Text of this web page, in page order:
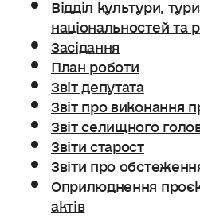
національностей та
Засідання
План роботи
Звіт депутата
Звіт про виконання
Звіт селищного
Звіти старост
Звіти про
Оприлюднення
актів